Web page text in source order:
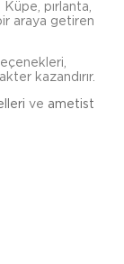
pırlanta,
bir araya getiren
kazandırır.
ve ametist